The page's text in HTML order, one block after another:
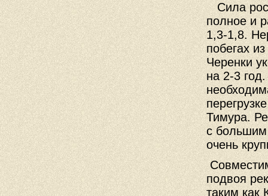
Сила
полное и
1,3-1,8.
побегах
Черенки
на 2-3
Тимура.
с большим
очень
подвоя
таким